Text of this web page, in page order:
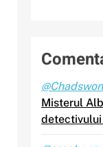
Misterul
detectivului